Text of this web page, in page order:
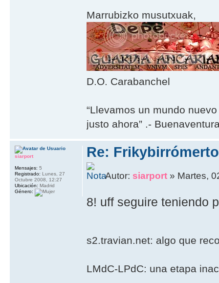
Marrubizko musutxuak,
D.O. Carabanchel
“Llevamos un mundo
justo ahora” .-
Re:
Autor: siarport » Martes,
8! uff seguire teniendo
s2.travian.net: algo que
LMdC-LPdC: una etapa
siarport
Mensajes: 5
Registrado: Lunes, 27
Octubre 2008, 12:27
Ubicación: Madrid
Género: